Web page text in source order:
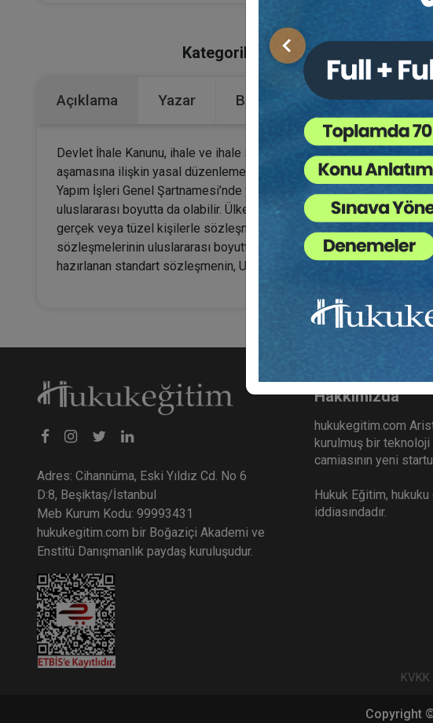
Önceki
Kategoriler: Bütün Hukuk Kitapları
Açıklama Yazar Bu Kitap İçin Kaç Ağaç
Devlet İhale Kanunu, ihale ve ihale sonucu akdedilen sözleşmenin
aşamasına ilişkin yasal düzenlemedir. İhale sonucu akdedilen
Yapım İşleri Genel Şartnamesi’nde yer almaktadır. Sözleşmenin
uluslararası boyutta da olabilir. Ülkelerin yapmak istedikleri büyük
gerçek veya tüzel kişilerle sözleşme akdedebilirler. Bu kişiler aynı
sözleşmelerinin uluslararası boyutta akdedilmesi taraflar arasında
hazırlanan standart sözleşmenin, Uluslararası Tip Sözleşme’nin
Adres: Cihannüma, Eski Yıldız Cd. No 6
D:8, Beşiktaş/İstanbul
Meb Kurum Kodu: 99993431
hukukegitim.com bir Boğaziçi Akademi ve
Enstitü Danışmanlık paydaş kuruluşudur.
Hakkımızda
hukukegitim.com
kurulmuş bir teknoloji
camiasının yeni
Hukuk Eğitim,
iddiasındadır.
Copyright